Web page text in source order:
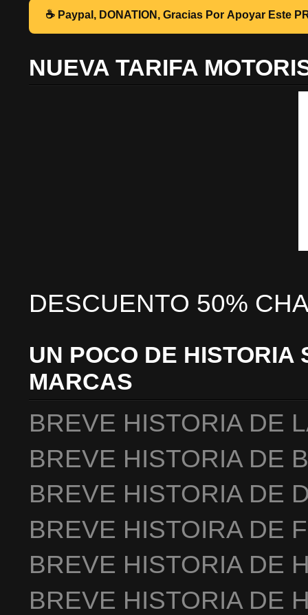
☕
NUEVA TARIFA
DESCUENTO 50%
UN POCO DE HISTORIA
MARCAS
BREVE HISTORIA DE
BREVE HISTORIA DE
BREVE HISTORIA DE
BREVE HISTOIRA DE
BREVE HISTORIA DE
BREVE HISTORIA DE